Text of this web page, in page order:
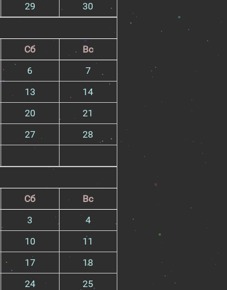
29
30
Сб
Вс
6
7
13
14
20
21
27
28
Сб
Вс
3
4
10
11
17
18
24
25